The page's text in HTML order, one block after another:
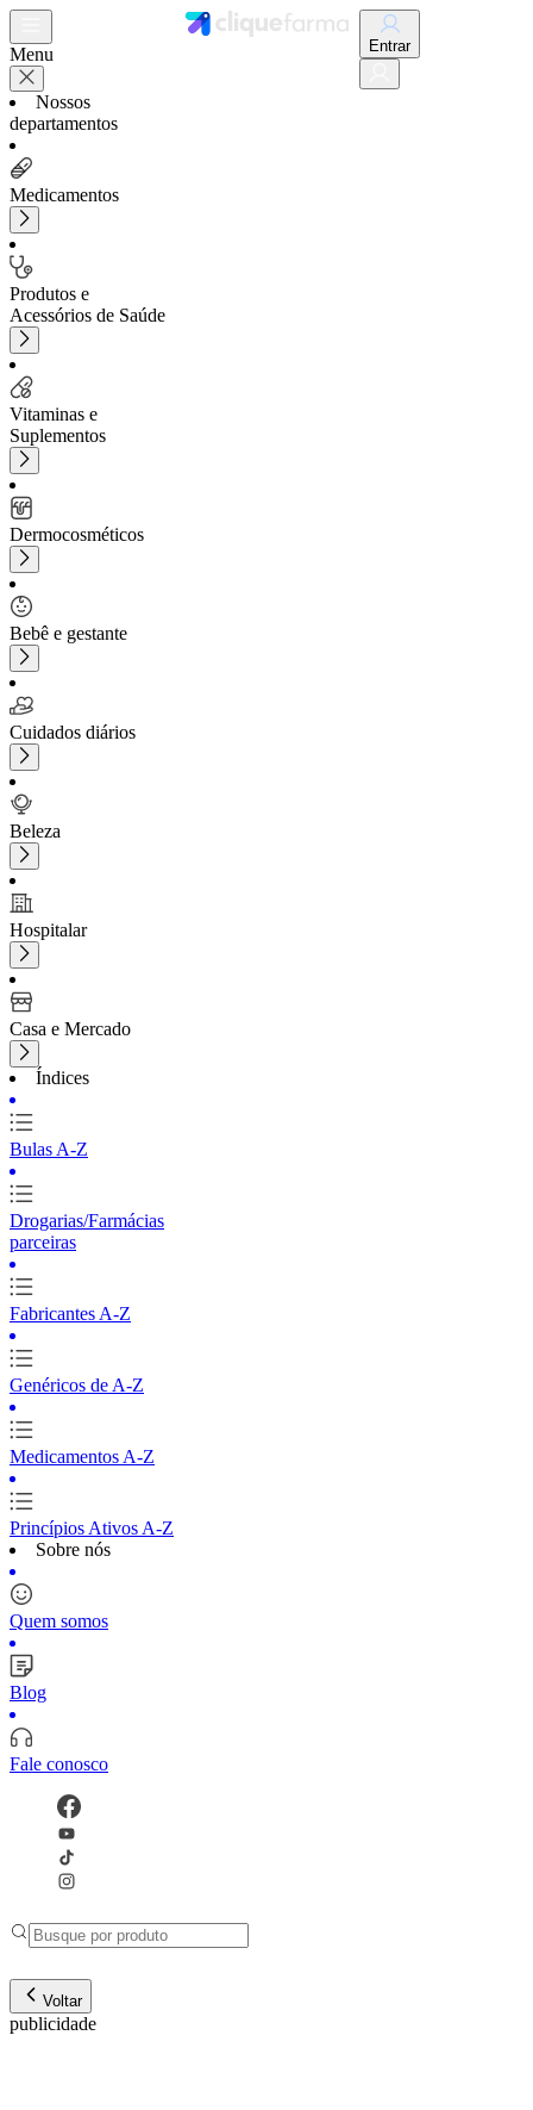
Menu
Nossos
departamentos
Medicamentos
Produtos e
Acessórios de Saúde
Vitaminas e
Suplementos
Dermocosméticos
Bebê e gestante
Cuidados diários
Beleza
Hospitalar
Casa e Mercado
Índices
Bulas A-Z
Drogarias/Farmácias
parceiras
Fabricantes A-Z
Genéricos de A-Z
Medicamentos A-Z
Princípios Ativos A-Z
Sobre nós
Quem somos
Blog
Fale conosco
Entrar
Voltar
publicidade